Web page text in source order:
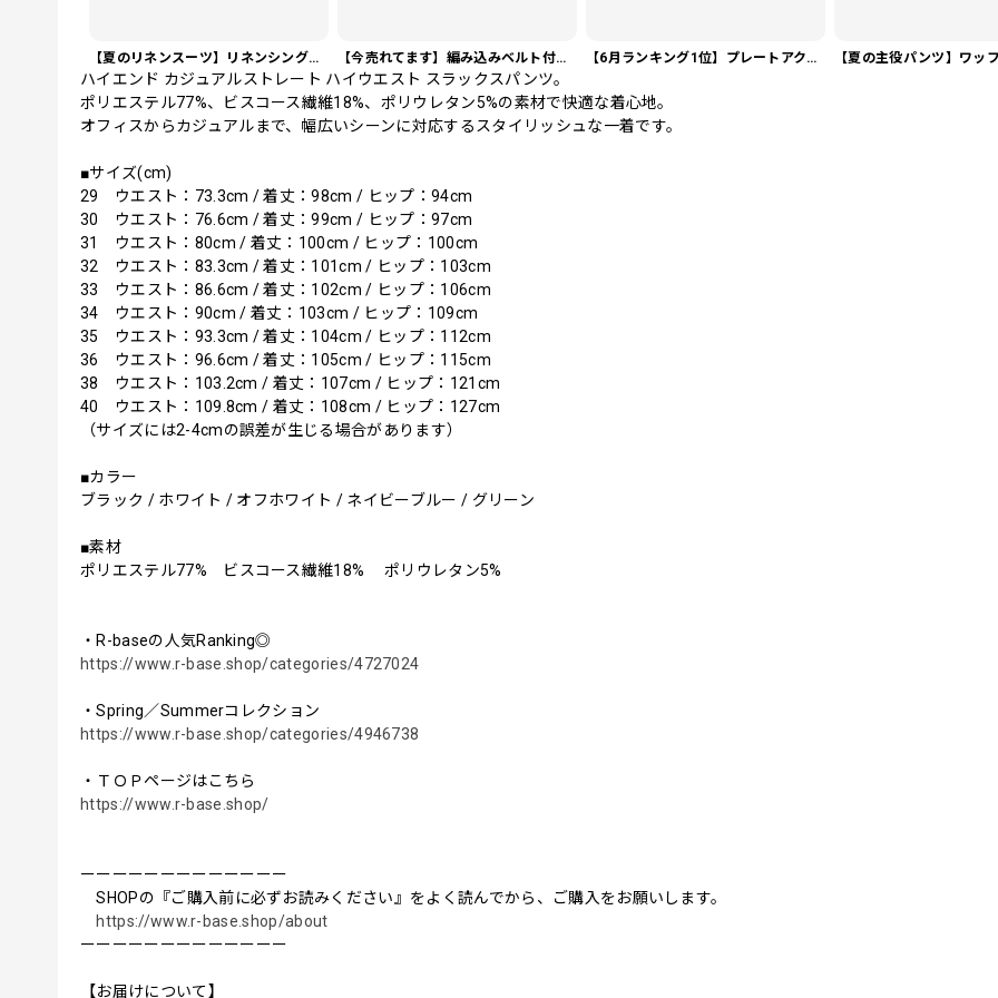
【夏のリネンスーツ】リネンシングルブレストカジュアルスーツ SU0188 【今売れてます】編み込みベルト付き フラット サンダル 3color SH0128 【6月ランキング1位】プレートアクセントポロシャツ KA0826
ハイエンド カジュアルストレート ハイウエスト スラックスパンツ。
ポリエステル77%、ビスコース繊維18%、ポリウレタン5%の素材で快適な着心地。
オフィスからカジュアルまで、幅広いシーンに対応するスタイリッシュな一着です。
■サイズ(cm)
29 ウエスト：73.3cm / 着丈：98cm / ヒップ：94cm
30 ウエスト：76.6cm / 着丈：99cm / ヒップ：97cm
31 ウエスト：80cm / 着丈：100cm / ヒップ：100cm
32 ウエスト：83.3cm / 着丈：101cm / ヒップ：103cm
33 ウエスト：86.6cm / 着丈：102cm / ヒップ：106cm
34 ウエスト：90cm / 着丈：103cm / ヒップ：109cm
35 ウエスト：93.3cm / 着丈：104cm / ヒップ：112cm
36 ウエスト：96.6cm / 着丈：105cm / ヒップ：115cm
38 ウエスト：103.2cm / 着丈：107cm / ヒップ：121cm
40 ウエスト：109.8cm / 着丈：108cm / ヒップ：127cm
（サイズには2-4cmの誤差が生じる場合があります）
■カラー
ブラック / ホワイト / オフホワイト / ネイビーブルー / グリーン
■素材
ポリエステル77% ビスコース繊維18% ポリウレタン5%
・R-baseの人気Ranking◎
https://www.r-base.shop/categories/4727024
・Spring／Summerコレクション
https://www.r-base.shop/categories/4946738
・ＴＯＰページはこちら
https://www.r-base.shop/
ーーーーーーーーーーーーー
SHOPの『ご購入前に必ずお読みください』をよく読んでから、ご購入をお願いします。
https://www.r-base.shop/about
ーーーーーーーーーーーーー
【お届けについて】